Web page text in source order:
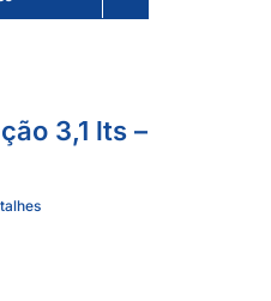
3,1 lts –